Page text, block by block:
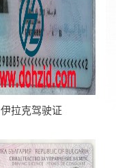
伊拉克驾驶证